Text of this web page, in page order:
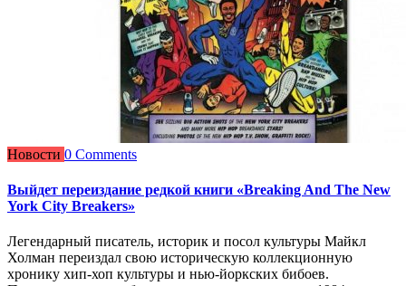
Новости 0 Comments
Выйдет переиздание редкой книги «Breaking And The New
York City Breakers»
Легендарный писатель, историк и посол культуры Майкл
Холман переиздал свою историческую коллекционную
хронику хип-хоп культуры и нью-йоркских бибоев.